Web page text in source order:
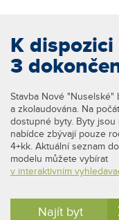
K
3
Stavba Nové
a zkolaudována. Na
dostupné byty. Byty
nabídce zbývají pouze
4+kk. Aktuální seznam
modelu můžete vybírat
v interaktivním
Najít byt